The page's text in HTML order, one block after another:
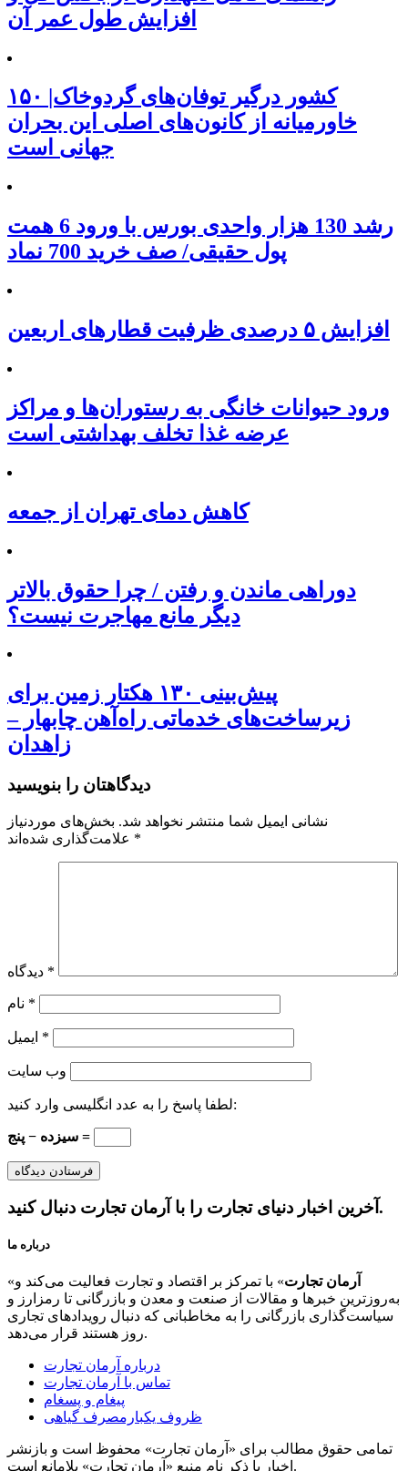
افزایش طول عمر آن
۱۵۰ کشور درگیر توفان‌های گردوخاک|
خاورمیانه از کانون‌های اصلی این بحران
جهانی است
رشد 130 هزار واحدی بورس با ورود 6 همت
پول حقیقی/ صف خرید 700 نماد
افزایش ۵ درصدی ظرفیت قطارهای اربعین
ورود حیوانات خانگی به رستوران‌ها و مراکز
عرضه غذا تخلف بهداشتی است
کاهش دمای تهران از جمعه
دوراهی ماندن و رفتن / چرا حقوق بالاتر
دیگر مانع مهاجرت نیست؟
پیش‌بینی ۱۳۰ هکتار زمین برای
زیرساخت‌های خدماتی راه‌آهن چابهار –
زاهدان
دیدگاهتان را بنویسید
نشانی ایمیل شما منتشر نخواهد شد. بخش‌های موردنیاز
*
*
*
*
وب‌ سایت
لطفا پاسخ را به عدد انگلیسی وارد کنید:
سیزده − پنج =
آخرین اخبار دنیای تجارت را با آرمان تجارت دنبال کنید.
درباره ما
« آرمان تجارت» با تمرکز بر اقتصاد و تجارت فعالیت می‌کند و
به‌روزترین خبرها و مقالات از صنعت و معدن و بازرگانی تا رمزارز و
سیاست‌گذاری بازرگانی را به مخاطبانی که دنبال رویدادهای تجاری
روز هستند قرار می‌دهد.
درباره آرمان تجارت
تماس با آرمان تجارت
پیغام و پسغام
ظروف یکبارمصرف گیاهی
تمامی حقوق مطالب برای «آرمان تجارت» محفوظ است و بازنشر
اخبار با ذکر نام منبع «آرمان تجارت» بلامانع است.